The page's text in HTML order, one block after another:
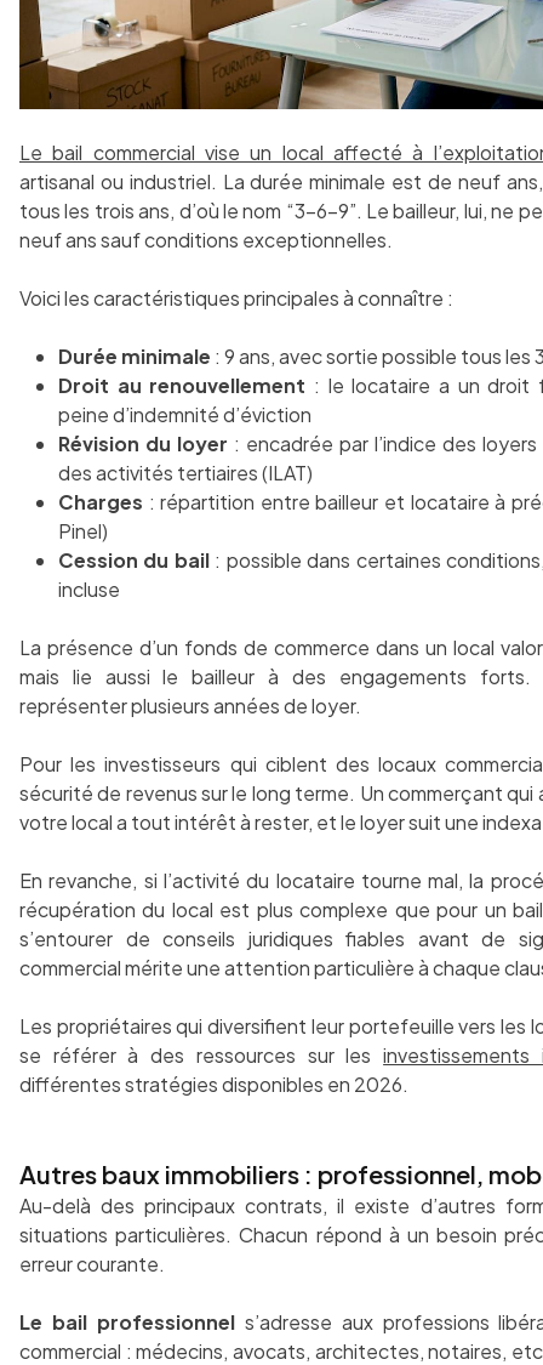
Le bail commercial vise un local affecté à
artisanal ou industriel. La durée minimale est de neuf
tous les trois ans, d’où le nom “3-6-9”. Le bailleur, lui, ne
neuf ans sauf conditions exceptionnelles.
Voici les caractéristiques principales à connaître :
Durée minimale : 9 ans, avec sortie possible tous les
Droit au renouvellement : le locataire a un droit
peine d’indemnité d’éviction
Révision du loyer : encadrée par l’indice des
des activités tertiaires (ILAT)
Charges : répartition entre bailleur et locataire à
Pinel)
Cession du bail: possible dans certaines
incluse
La présence d’un fonds de commerce dans un local
mais lie aussi le bailleur à des engagements forts.
représenter plusieurs années de loyer.
Pour les investisseurs qui ciblent des locaux
sécurité de revenus sur le long terme. Un commerçant
votre local a tout intérêt à rester, et le loyer suit une
En revanche, si l’activité du locataire tourne mal, la
récupération du local est plus complexe que pour un
s’entourer de conseils juridiques fiables avant de
commercial mérite une attention particulière à chaque
Les propriétaires qui diversifient leur portefeuille vers les
se référer à des ressources sur lesinvestissements
différentes stratégies disponibles en 2026.
Autres baux immobiliers : professionnel,
Au-delà des principaux contrats, il existe d’autres
situations particulières. Chacun répond à un besoin
erreur courante.
Le bail professionnels’adresse aux professions
commercial : médecins, avocats, architectes, notaires,